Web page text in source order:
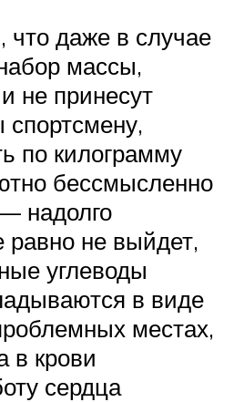
что даже в случае
массы,
не принесут
спортсмену,
по килограмму
бессмысленно
надолго
равно не выйдет,
углеводы
в виде
местах,
в крови
сердца